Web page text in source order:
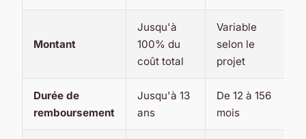
Montant
Jusqu'à
100% du
coût total
Variable
selon le
projet
Durée de
remboursement
Jusqu'à 13
ans
De 12 à 156
mois